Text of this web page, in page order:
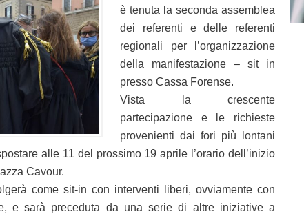
è tenuta la seconda assemblea
dei referenti e delle referenti
regionali per l’organizzazione
della manifestazione – sit in
presso Cassa Forense.
Vista la crescente
partecipazione e le richieste
provenienti dai fori più lontani
alle 11 del prossimo 19 aprile l’orario dell’inizio
Cavour.
come sit-in con interventi liberi, ovviamente con
e sarà preceduta da una serie di altre iniziative a